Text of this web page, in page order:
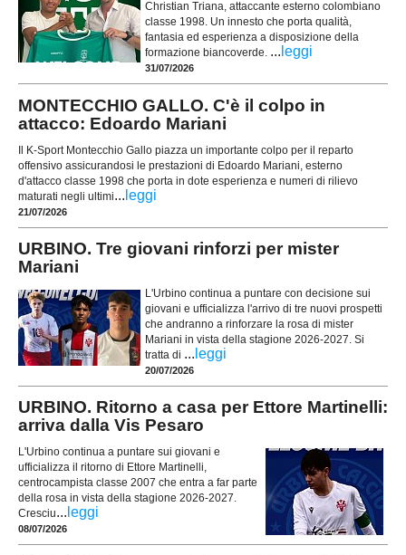
Christian Triana, attaccante esterno colombiano
classe 1998. Un innesto che porta qualità,
fantasia ed esperienza a disposizione della
formazione biancoverde. ... leggi
31/07/2026
MONTECCHIO GALLO. C'è il colpo in
attacco: Edoardo Mariani
Il K-Sport Montecchio Gallo piazza un importante colpo per il reparto
offensivo assicurandosi le prestazioni di Edoardo Mariani, esterno
d'attacco classe 1998 che porta in dote esperienza e numeri di rilievo
maturati negli ultimi... leggi
21/07/2026
URBINO. Tre giovani rinforzi per mister
Mariani
L'Urbino continua a puntare con decisione sui
giovani e ufficializza l'arrivo di tre nuovi prospetti
che andranno a rinforzare la rosa di mister
Mariani in vista della stagione 2026-2027. Si
tratta di ... leggi
20/07/2026
URBINO. Ritorno a casa per Ettore Martinelli:
arriva dalla Vis Pesaro
L'Urbino continua a puntare sui giovani e
ufficializza il ritorno di Ettore Martinelli,
centrocampista classe 2007 che entra a far parte
della rosa in vista della stagione 2026-2027.
Cresciu... leggi
08/07/2026